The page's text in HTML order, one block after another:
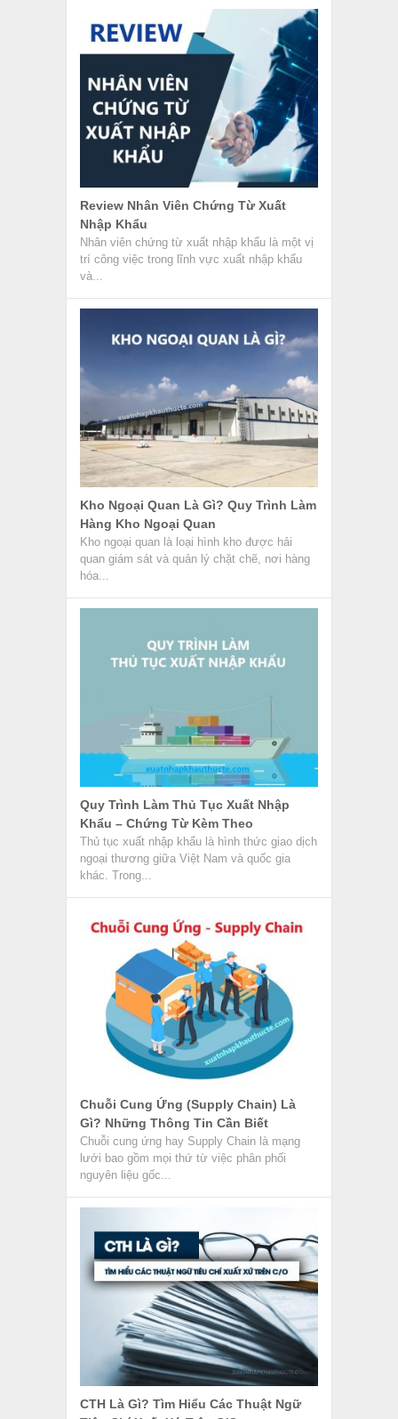
Review Nhân Viên Chứng Từ Xuất
Nhập Khẩu
Nhân viên chứng từ xuất nhập khẩu là một vị
trí công việc trong lĩnh vực xuất nhập khẩu
và...
Kho Ngoại Quan Là Gì? Quy Trình Làm
Hàng Kho Ngoại Quan
Kho ngoại quan là loại hình kho được hải
quan giám sát và quản lý chặt chẽ, nơi hàng
hóa...
Quy Trình Làm Thủ Tục Xuất Nhập
Khẩu – Chứng Từ Kèm Theo
Thủ tục xuất nhập khẩu là hình thức giao dịch
ngoại thương giữa Việt Nam và quốc gia
khác. Trong...
Chuỗi Cung Ứng (Supply Chain) Là
Gì? Những Thông Tin Cần Biết
Chuỗi cung ứng hay Supply Chain là mạng
lưới bao gồm mọi thứ từ việc phân phối
nguyên liệu gốc...
CTH Là Gì? Tìm Hiểu Các Thuật Ngữ